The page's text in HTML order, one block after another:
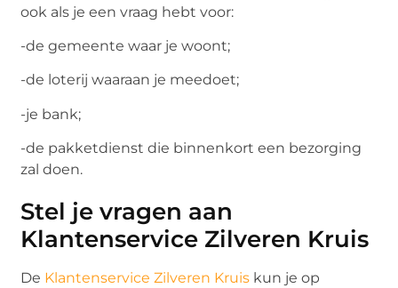
ook als je een vraag hebt voor:
-de gemeente waar je woont;
-de loterij waaraan je meedoet;
-je bank;
-de pakketdienst die binnenkort een bezorging
zal doen.
Stel je vragen aan
Klantenservice Zilveren Kruis
De Klantenservice Zilveren Kruis kun je op